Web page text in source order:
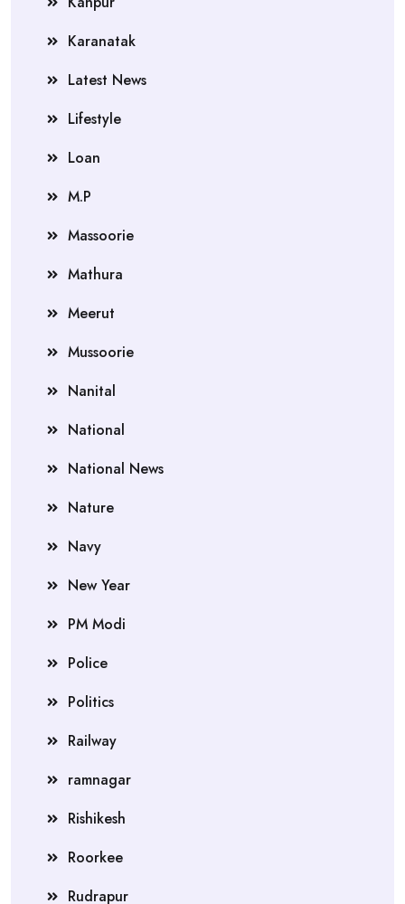
Karanatak
Latest News
Lifestyle
Loan
M.P
Massoorie
Mathura
Meerut
Mussoorie
Nanital
National
National News
Nature
Navy
New Year
PM Modi
Police
Politics
Railway
ramnagar
Rishikesh
Roorkee
Rudrapur